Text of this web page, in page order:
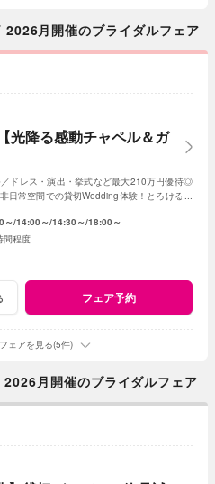
月開催のブライダルフェア
光降る感動チャペル＆ガ
ドレス・演出・挙式など最大210万円優待◎
日常空間での貸切Wedding体験！とろける和
～ 14:00～ 14:30～ 18:00～
間程度
フェア予約
ェアを見る(5件)
月開催のブライダルフェア